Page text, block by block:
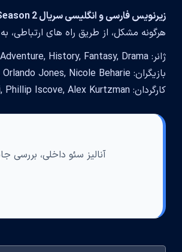
زیرنویس فارسی و انگلیسی سریال Sleepy Hollow - Season 2
هرگونه مشکل، از طریق راه های ارتباطی،
ژانر: Adventure, History, Fantasy, Drama
بازیگران: Tom Mison, Orlando Jones, Nicole Beharie
کارگردان: Len Wiseman, Roberto Orci, Phillip Iscove, Alex Kurtzman
آنالیز سئو داخلی، بررسی